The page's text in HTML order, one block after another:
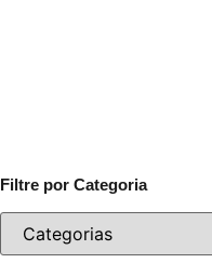
Filtre por Categoria